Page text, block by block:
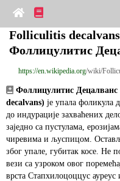
Folliculitis
Фоллицулитис
https://en.wikipedia.org/wiki/
Фоллицулитис
decalvans) је упала фоликула
до индурације захваћених
заједно са пустулама,
чиревима и љуспицом.
због упале, губитак косе. Не
вези са узроком овог
врста Стапхилоцоццус ауреус